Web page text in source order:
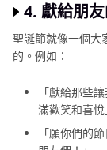
4. 獻給朋
聖誕節就像一個大
的。例如：
「獻給那些
滿歡笑和喜悅
「願你們的